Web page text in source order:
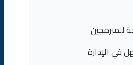
للمبرمجين
في الإدارة